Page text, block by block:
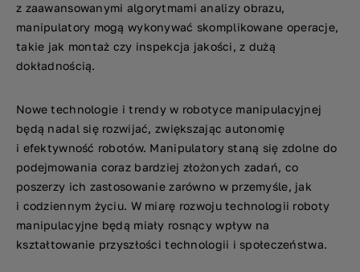
z zaawansowanymi algorytmami analizy obrazu,
manipulatory mogą wykonywać skomplikowane operacje,
takie jak montaż czy inspekcja jakości, z dużą
dokładnością.
Nowe technologie i trendy w robotyce manipulacyjnej
będą nadal się rozwijać, zwiększając autonomię
i efektywność robotów. Manipulatory staną się zdolne do
podejmowania coraz bardziej złożonych zadań, co
poszerzy ich zastosowanie zarówno w przemyśle, jak
i codziennym życiu. W miarę rozwoju technologii roboty
manipulacyjne będą miały rosnący wpływ na
kształtowanie przyszłości technologii i społeczeństwa.